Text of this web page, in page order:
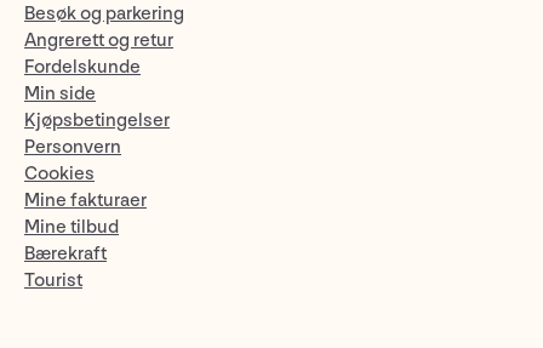
Besøk og parkering
Angrerett og retur
Fordelskunde
Min side
Kjøpsbetingelser
Personvern
Cookies
Mine fakturaer
Mine tilbud
Bærekraft
Tourist